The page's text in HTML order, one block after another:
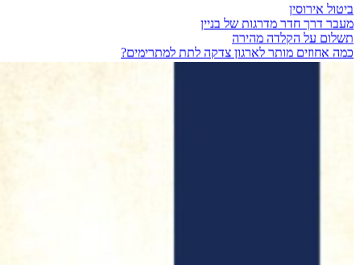
מעבר דרך חדר מדרגות של בניין
תשלום על הקלדה מהירה
כמה אחוזים מותר לארגון צדקה לתת למתרימים?
מזגן בבית שכור